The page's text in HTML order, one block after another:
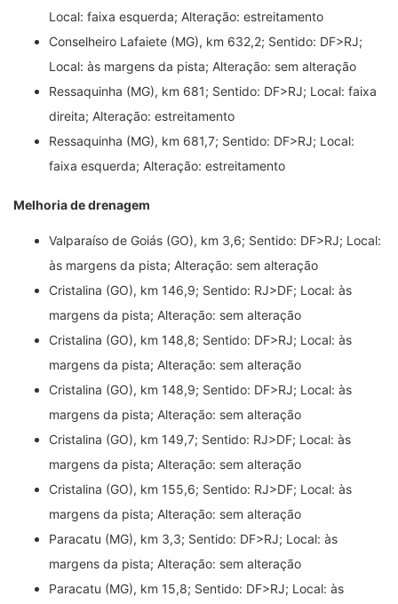
Local: faixa esquerda; Alteração: estreitamento
Conselheiro Lafaiete (MG), km 632,2; Sentido: DF>RJ;
Local: às margens da pista; Alteração: sem alteração
Ressaquinha (MG), km 681; Sentido: DF>RJ; Local: faixa
direita; Alteração: estreitamento
Ressaquinha (MG), km 681,7; Sentido: DF>RJ; Local:
faixa esquerda; Alteração: estreitamento
Melhoria de drenagem
Valparaíso de Goiás (GO), km 3,6; Sentido: DF>RJ; Local:
às margens da pista; Alteração: sem alteração
Cristalina (GO), km 146,9; Sentido: RJ>DF; Local: às
margens da pista; Alteração: sem alteração
Cristalina (GO), km 148,8; Sentido: DF>RJ; Local: às
margens da pista; Alteração: sem alteração
Cristalina (GO), km 148,9; Sentido: DF>RJ; Local: às
margens da pista; Alteração: sem alteração
Cristalina (GO), km 149,7; Sentido: RJ>DF; Local: às
margens da pista; Alteração: sem alteração
Cristalina (GO), km 155,6; Sentido: RJ>DF; Local: às
margens da pista; Alteração: sem alteração
Paracatu (MG), km 3,3; Sentido: DF>RJ; Local: às
margens da pista; Alteração: sem alteração
Paracatu (MG), km 15,8; Sentido: DF>RJ; Local: às